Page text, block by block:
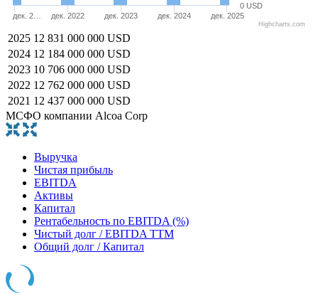
дек. 2… дек. 2022 дек. 2023 дек. 2024 дек. 2025
0 USD
Highcharts.com
2025 12 831 000 000 USD
2024 12 184 000 000 USD
2023 10 706 000 000 USD
2022 12 762 000 000 USD
2021 12 437 000 000 USD
МСФО компании Alcoa Corp
Выручка
Чистая прибыль
EBITDA
Активы
Капитал
Рентабельность по EBITDA (%)
Чистый долг / EBITDA TTM
Общий долг / Капитал